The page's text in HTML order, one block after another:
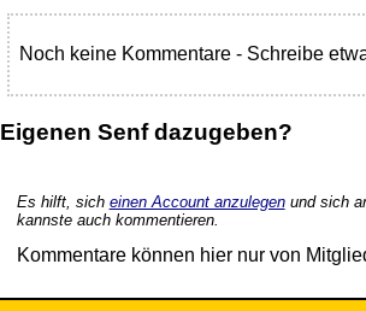
Noch keine Kommentare - Schreibe
Eigenen Senf dazugeben?
Es hilft, sich einen Account anzulegenund sich
kannste auch kommentieren.
Kommentare können hier nur von